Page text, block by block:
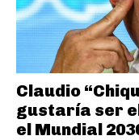
Claudio
gustaría ser
el Mundial